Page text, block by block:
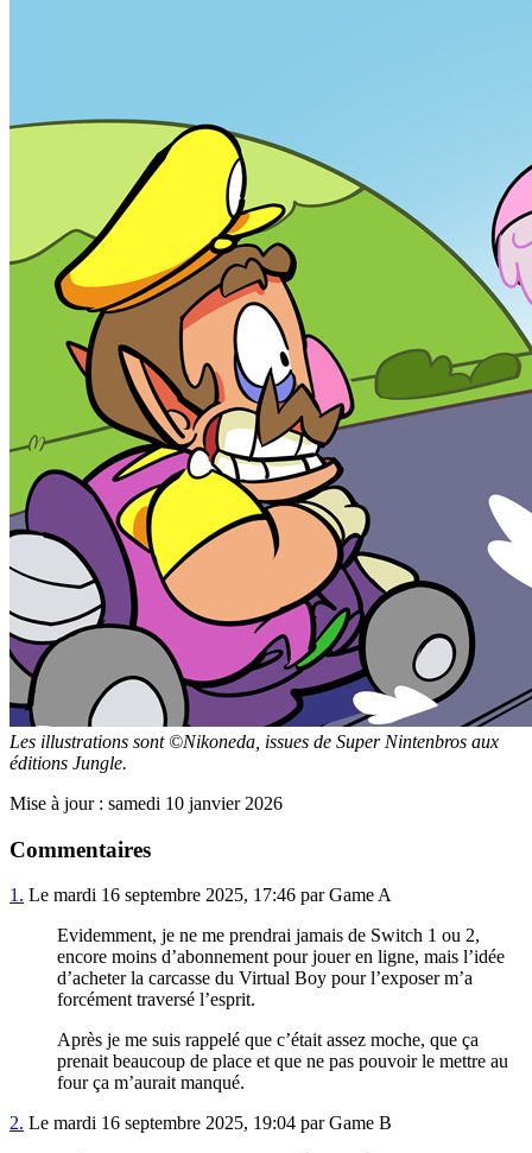
Les illustrations sont ©Nikoneda, issues de Super Nintenbros aux
éditions Jungle.
Mise à jour : samedi 10 janvier 2026
Commentaires
1. Le mardi 16 septembre 2025, 17:46 par Game A
Evidemment, je ne me prendrai jamais de Switch 1 ou 2,
encore moins d’abonnement pour jouer en ligne, mais l’idée
d’acheter la carcasse du Virtual Boy pour l’exposer m’a
forcément traversé l’esprit.
Après je me suis rappelé que c’était assez moche, que ça
prenait beaucoup de place et que ne pas pouvoir le mettre au
four ça m’aurait manqué.
2. Le mardi 16 septembre 2025, 19:04 par Game B